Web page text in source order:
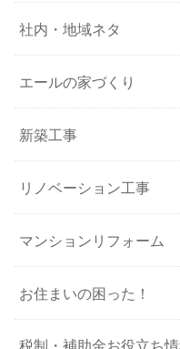
社内・地域ネタ
エールの家づくり
新築工事
リノベーション工事
マンションリフォーム
お住まいの困った！